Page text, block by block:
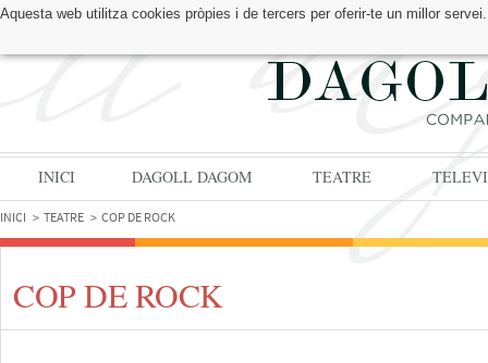
Aquesta web utilitza cookies pròpies i de tercers per oferir-te un millor
TROBA'NS A:
INICI DAGOLL DAGOM TEATRE
INICI TEATRE COP DE ROCK
COP DE ROCK